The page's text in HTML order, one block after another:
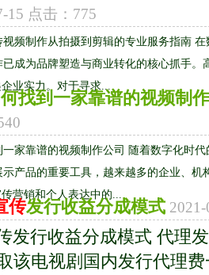
15 点击：775
视频制作从拍摄到剪辑的专业服务指南
已成为品牌塑造与商业转化的核心抓手。
业实力。对于寻求...
找到一家靠谱的视频制
一家靠谱的视频制作公司 随着数字化时
示产品的重要工具，越来越多的企业、机
营销和个人表达中的...
传发行收益分成模式
发行收益分成模式 代理
该电视剧国内发行代理